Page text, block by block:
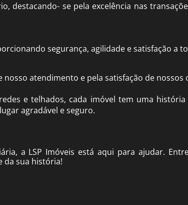
destacando- se pela excelência nas
segurança, agilidade e satisfação a
atendimento e pela satisfação de nossos
e telhados, cada imóvel tem uma
agradável e seguro.
a LSP Imóveis está aqui para ajudar.
da sua história!